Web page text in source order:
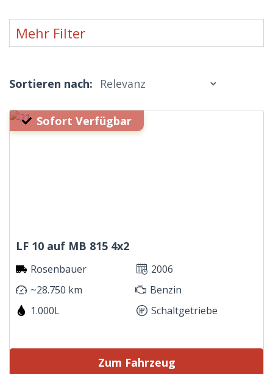
Mehr Filter
Sortieren nach:
LF 10 auf MB 815 4x2
Rosenbauer
2006
~28.750 km
Benzin
1.000L
Schaltgetriebe
Sofort Verfügbar
Zum Fahrzeug